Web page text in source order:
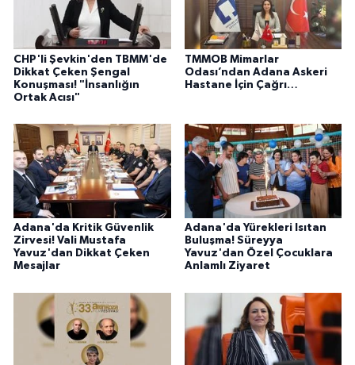
CHP'li Şevkin'den TBMM'de
Dikkat Çeken Şengal
Konuşması! "İnsanlığın
Ortak Acısı"
TMMOB Mimarlar
Odası’ndan Adana Askeri
Hastane İçin Çağrı…
Adana'da Kritik Güvenlik
Zirvesi! Vali Mustafa
Yavuz'dan Dikkat Çeken
Mesajlar
Adana'da Yürekleri Isıtan
Buluşma! Süreyya
Yavuz'dan Özel Çocuklara
Anlamlı Ziyaret